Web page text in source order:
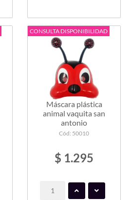
CONSULTA DISPONIBILIDAD
Máscara plástica
animal vaquita san
antonio
Cód: 50010
$ 1.295